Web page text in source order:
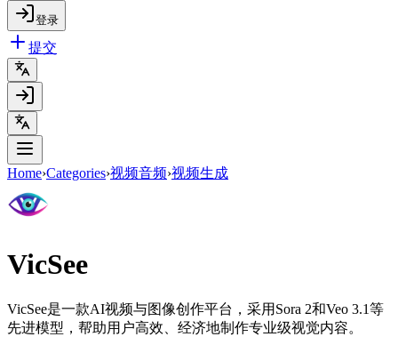
登录
提交
Home›Categories›视频音频›视频生成
VicSee
VicSee是一款AI视频与图像创作平台，采用Sora 2和Veo 3.1等
先进模型，帮助用户高效、经济地制作专业级视觉内容。